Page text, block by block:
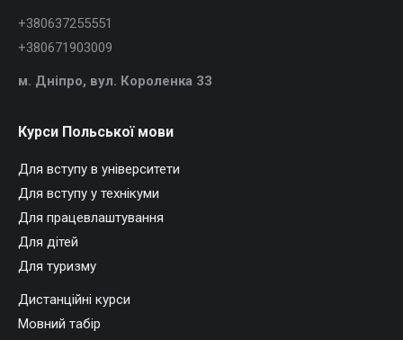
+380637255551
+380671903009
м. Дніпро, вул. Короленка 33
Курси Польської мови
Для вступу в університети
Для вступу у технікуми
Для працевлаштування
Для дітей
Для туризму
Дистанційні курси
Мовний табір